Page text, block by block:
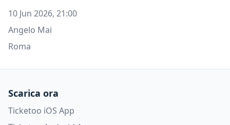
10 Jun 2026, 21:00
Angelo Mai
Roma
Scarica ora
Ticketoo iOS App